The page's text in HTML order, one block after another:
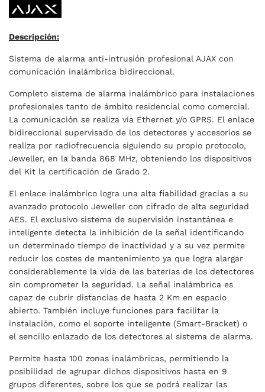
Descripción:
Sistema de alarma anti-intrusión profesional AJAX con
comunicación inalámbrica bidireccional.
Completo sistema de alarma inalámbrico para instalaciones
profesionales tanto de ámbito residencial como comercial.
La comunicación se realiza vía Ethernet y/o GPRS. El enlace
bidireccional supervisado de los detectores y accesorios se
realiza por radiofrecuencia siguiendo su propio protocolo,
Jeweller, en la banda 868 MHz, obteniendo los dispositivos
del Kit la certificación de Grado 2.
El enlace inalámbrico logra una alta fiabilidad gracias a su
avanzado protocolo Jeweller con cifrado de alta seguridad
AES. El exclusivo sistema de supervisión instantánea e
inteligente detecta la inhibición de la señal identificando
un determinado tiempo de inactividad y a su vez permite
reducir los costes de mantenimiento ya que logra alargar
considerablemente la vida de las baterías de los detectores
sin comprometer la seguridad. La señal inalámbrica es
capaz de cubrir distancias de hasta 2 Km en espacio
abierto. También incluye funciones para facilitar la
instalación, como el soporte inteligente (Smart-Bracket) o
el sencillo enlazado de los detectores al sistema de alarma.
Permite hasta 100 zonas inalámbricas, permitiendo la
posibilidad de agrupar dichos dispositivos hasta en 9
grupos diferentes, sobre los que se podrá realizar las